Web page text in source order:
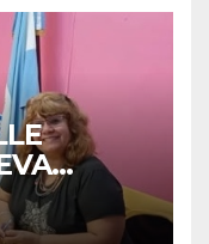
N° 82
DE